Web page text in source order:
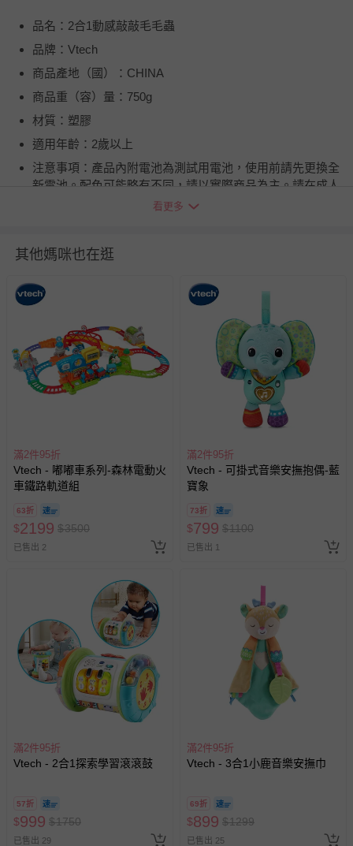
品名：2合1動感敲敲毛毛蟲
品牌：Vtech
商品產地（國）：CHINA
商品重（容）量：750g
材質：塑膠
適用年齡：2歲以上
注意事項：產品內附電池為測試用電池，使用前請先更換全
新電池。配色可能略有不同，請以實際商品為主。請在成人
監護下正確使用。請用濕布擦拭清潔表面，勿直接用水清洗
實際供貨樣式為準。商品如經拆封、使用、或拆解以致缺乏
BSMI商品檢驗標識字號：M36179
適用年齡：2歲以上
包裝尺寸：約32x13.5x24.3公分
包裝重量：約750g
通過美國ASTM安全檢驗及歐洲CE安全檢驗
BSMI商品檢驗標識字號：M36179
【注意事項】
※產品內附電池為測試用電池，使用前請先更換全新碳鋅電
池。
※請在成人監護下正確使用。
※請用濕布擦拭清潔表面，勿直接用水清洗或浸泡。
※禁止使用充電式電池，新舊電池請勿混合使用，若長時間不
使用，請將電池取出！
※商品可能因拍攝產生色差，圖片僅供參考，商品依實際供貨
樣式為準。
※商品如經拆封、使用、或拆解以致缺乏完整性及失去再販售
價值時， 將會影響您的退換貨權益！
您所購買的商品享有7天的鑑賞期／猶豫期權益，但此期間
並非試用期，您所退回的商品必須是未經使用的全新狀態，
如需退換貨，請於收到商品7天（含例假日內提出），如為
瑕疵退換貨所產生的運費，將由媽咪愛負責處理，若非瑕疵
看更多
其他媽咪也在逛
滿2件95折
Vtech - 嘟嘟車系列-森林電動火
車鐵路軌道組
63折
$2199 $3500
已售出 2
滿2件95折
Vtech - 可掛式音樂安撫抱偶-藍
寶象
73折
$799 $1100
已售出 1
滿2件95折
Vtech - 2合1探索學習滾滾鼓
57折
$999 $1750
已售出 29
滿2件95折
Vtech - 3合1小鹿音樂安撫巾
69折
$899 $1299
已售出 25